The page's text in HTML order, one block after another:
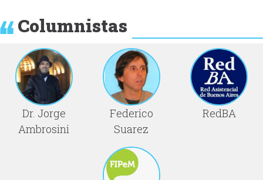
Columnistas
Dr. Jorge
Ambrosini
Federico
Suarez
RedBA